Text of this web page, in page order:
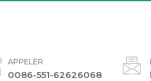
APPELER
0086-551-62626068